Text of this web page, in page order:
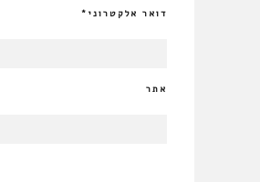
דואר אלקטרוני *
אתר